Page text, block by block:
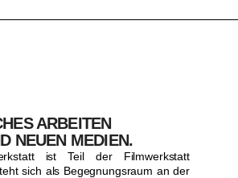
ARBEITEN
NEUEN MEDIEN.
ist Teil der Filmwerkstatt
sich als Begegnungsraum an der